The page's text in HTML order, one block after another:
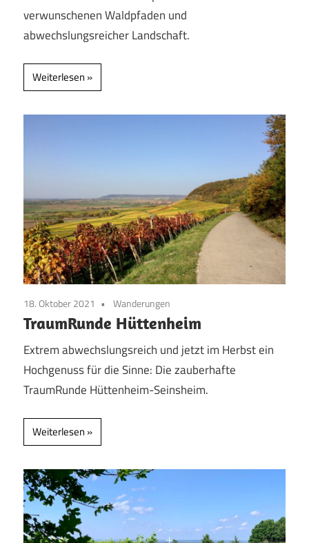
verwunschenen Waldpfaden und
abwechslungsreicher Landschaft.
Weiterlesen
18. Oktober 2021 Wanderungen
TraumRunde Hüttenheim
Extrem abwechslungsreich und jetzt im Herbst ein
Hochgenuss für die Sinne: Die zauberhafte
TraumRunde Hüttenheim-Seinsheim.
Weiterlesen